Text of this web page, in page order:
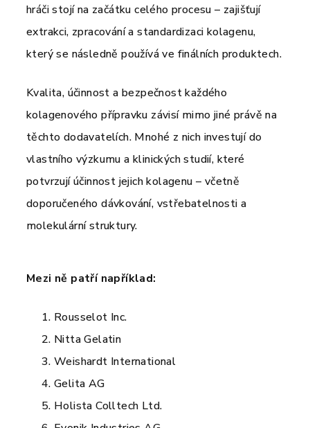
hráči stojí na začátku celého procesu – zajišťují
extrakci, zpracování a standardizaci kolagenu,
který se následně používá ve finálních produktech.
Kvalita, účinnost a bezpečnost každého
kolagenového přípravku závisí mimo jiné právě na
těchto dodavatelích. Mnohé z nich investují do
vlastního výzkumu a klinických studií, které
potvrzují účinnost jejich kolagenu – včetně
doporučeného dávkování, vstřebatelnosti a
molekulární struktury.
Mezi ně patří například:
Rousselot Inc.
Nitta Gelatin
Weishardt International
Gelita AG
Holista Colltech Ltd.